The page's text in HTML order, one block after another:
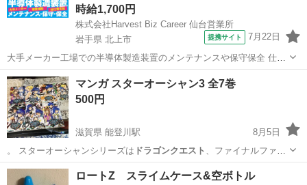
時給1,700円
株式会社Harvest Biz Career 仙台営業所
岩手県 北上市
提携サイト 7月22日
大手メーカー工場での半導体製造装置のメンテナンスや保守保全 仕事
内容 ＼フラッシュメモリの製造を行う工場で半導体製造装置の保守・
点検のお仕事／ 新工場新設に伴い、請負現場の立ち上げを行います！
※立ち上げ時期目安：2...
岩手 北上市 その他
マンガ スターオーシャン3 全7巻
500円
滋賀県 能登川駅
8月5日
。 スターオーシャンシリーズは ドラゴンクエスト 、ファイナルファン
タジーに次ぐシ…
滋賀 東近江市 能登川駅 マンガ、コミック、アニメ
ロートZ スライムケース&空ボトル